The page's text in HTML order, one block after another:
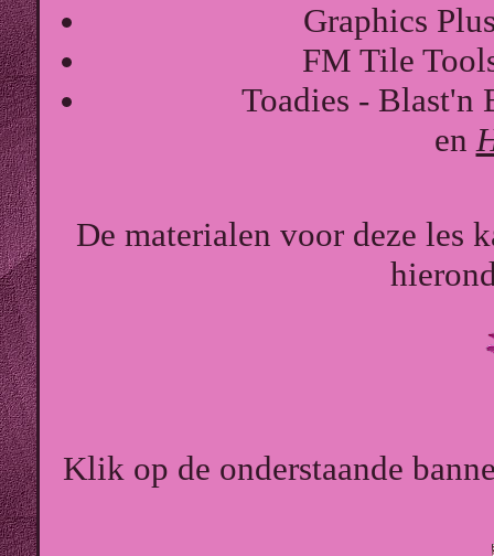
Graphics
FM Tile
Toadies -
en
De materialen voor deze les
Klik op de onderstaande